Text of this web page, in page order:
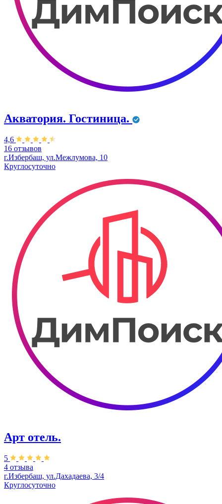
Акватория. Гостиница.
4,6
16 отзывов
г.Избербаш, ул.Межлумова, 10
Круглосуточно
Арт отель.
5
4 отзыва
г.Избербаш, ул.Дахадаева, 3/4
Круглосуточно